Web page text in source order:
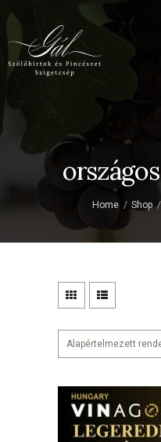
Home Shop
Rólunk
Birtokaink
Kapcsolat